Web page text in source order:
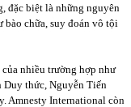
đặc biệt là những nguyên
bào chữa, suy đoán vô tội
nhiều trường hợp như
Duy thức, Nguyễn Tiến
Amnesty International còn